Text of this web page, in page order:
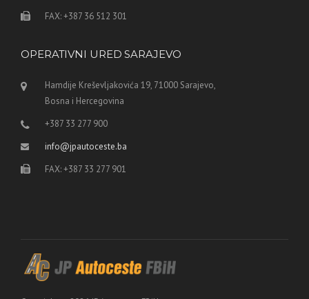
FAX: +387 36 512 301
OPERATIVNI URED SARAJEVO
Hamdije Kreševljakovića 19, 71000 Sarajevo,
Bosna i Hercegovina
+387 33 277 900
info@jpautoceste.ba
FAX: +387 33 277 901